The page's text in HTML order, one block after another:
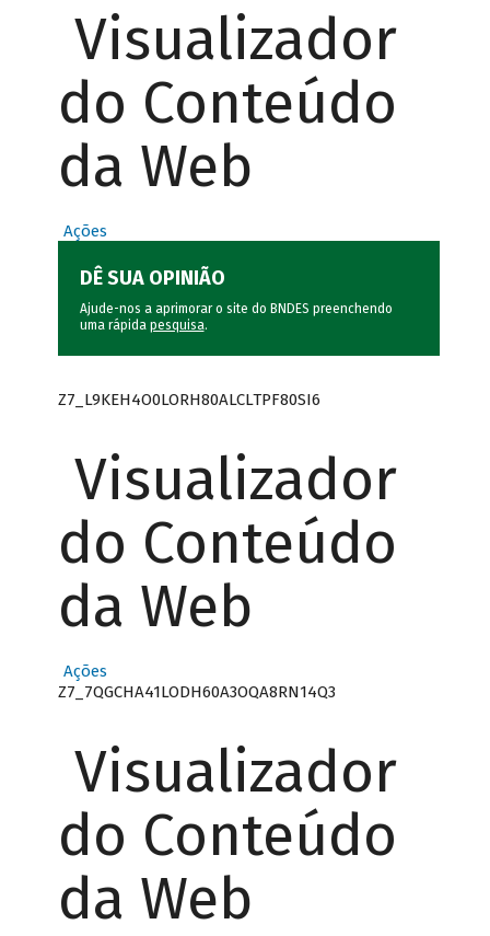
Visualizador
do Conteúdo
da Web
Ações
DÊ SUA OPINIÃO
Ajude-nos a aprimorar o site do BNDES preenchendo
uma rápida pesquisa.
Z7_L9KEH4O0LORH80ALCLTPF80SI6
Visualizador
do Conteúdo
da Web
Ações
Z7_7QGCHA41LODH60A3OQA8RN14Q3
Visualizador
do Conteúdo
da Web